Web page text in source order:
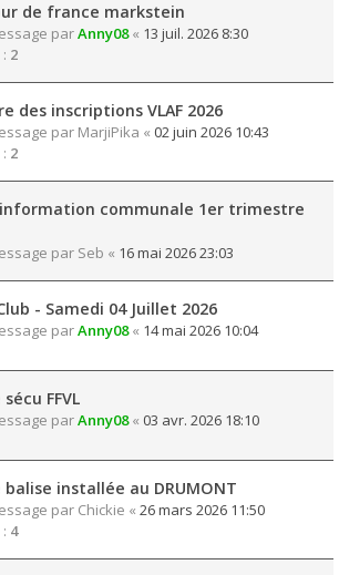
de france markstein
parAnny08« 13 juil. 2026 8:30
2
des inscriptions VLAF 2026
par MarjiPika « 02 juin 2026 10:43
2
communale 1er trimestre
par Seb « 16 mai 2026 23:03
- Samedi 04 Juillet 2026
parAnny08« 14 mai 2026 10:04
FFVL
parAnny08« 03 avr. 2026 18:10
installée au DRUMONT
par Chickie « 26 mars 2026 11:50
4